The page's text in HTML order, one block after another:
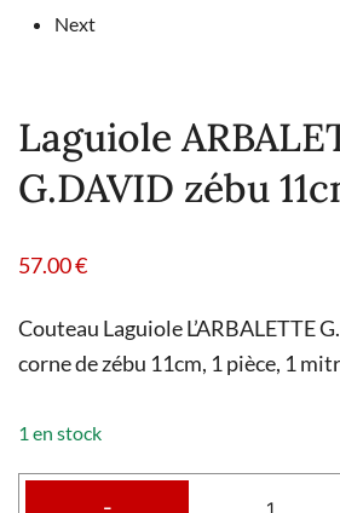
Next
Laguiole
G.DAVID zébu
57.00€
Couteau Laguiole L’ARBALETTE
corne de zébu 11cm, 1 pièce, 1
1 en stock